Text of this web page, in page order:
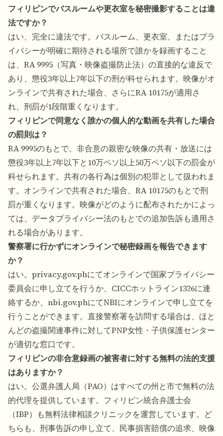
フィリピンでバスルームや更衣室を秘密撮影することは違
法ですか？
はい、完全に違法です。バスルーム、更衣室、またはプラ
イバシーが明確に期待される場所で誰かを録画すること
は、RA 9995（写真・映像盗撮防止法）の直接的な違反で
あり、懲役3年以上7年以下の刑が科せられます。映像がオ
ンラインで共有された場合、さらにRA 10175が適用さ
れ、刑罰が1段階重くなります。
フィリピンで同意なく誰かの個人的な動画を共有した場合
の罰則は？
RA 9995のもとで、非合意の親密な映像の共有・放送には
懲役3年以上7年以下と10万ペソ以上50万ペソ以下の罰金が
科せられます。共有の各行為は個別の犯罪として扱われま
す。オンラインで共有された場合、RA 10175のもとで刑
罰が重くなります。映像がどのように配布されたかによっ
ては、データプライバシー法のもとでの追加告訴も適用さ
れる場合があります。
警察署に行かずにオンラインで秘密録画を報告できます
か？
はい。privacy.gov.phにてオンラインで国家プライバシー
委員会に申し立てを行うか、CICCホットライン1326に連
絡するか、nbi.gov.phにてNBIにオンラインで申し立てを
行うことができます。直接警察署を訪問する場合は、ほと
んどの盗撮関連事件に対してPNP女性・子供保護センター
が適切な窓口です。
フィリピンの非合意録画の被害者に対する無料の法的支援
はありますか？
はい。公選弁護人局（PAO）はすべての州と市で無料の法
的代理を提供しています。フィリピン統合弁護士会
（IBP）も無料法律相談クリニックを運営しています。ど
ちらも、刑事告訴の申し立て、民事損害賠償の追求、映像